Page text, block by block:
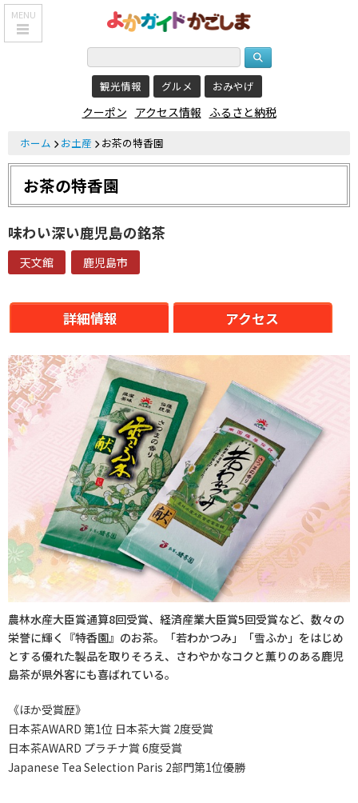
MENU
鹿児島基本情報
食べる・飲む
おみやげを買う
泊まる
レジャー&
リラクゼーション
クーポン
初めてご利用の方
クーポンご利用について
観光情報 グルメ おみやげ
クーポン アクセス情報 ふるさと納税
ホーム お土産 お茶の特香園
お茶の特香園
味わい深い鹿児島の銘茶
天文館 鹿児島市
詳細情報 アクセス
農林水産大臣賞通算8回受賞、経済産業大臣賞5回受賞など、数々の
栄誉に輝く『特香園』のお茶。「若わかつみ」「雪ふか」をはじめ
とする優れた製品を取りそろえ、さわやかなコクと薫りのある鹿児
島茶が県外客にも喜ばれている。
《ほか受賞歴》
日本茶AWARD 第1位 日本茶大賞 2度受賞
日本茶AWARD プラチナ賞 6度受賞
Japanese Tea Selection Paris 2部門第1位優勝